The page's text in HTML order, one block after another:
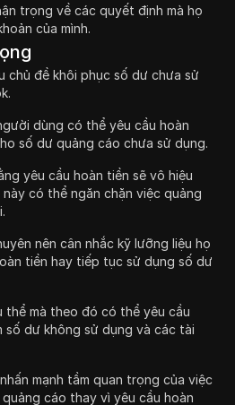
trọng về các quyết định mà họ
của mình.
chủ đề khôi phục số dư chưa sử
dùng có thể yêu cầu hoàn
số dư quảng cáo chưa sử dụng.
yêu cầu hoàn tiền sẽ vô hiệu
có thể ngăn chặn việc quảng
nên cân nhắc kỹ lưỡng liệu họ
tiền hay tiếp tục sử dụng số dư
thể mà theo đó có thể yêu cầu
số dư không sử dụng và các tài
mạnh tầm quan trọng của việc
cáo thay vì yêu cầu hoàn